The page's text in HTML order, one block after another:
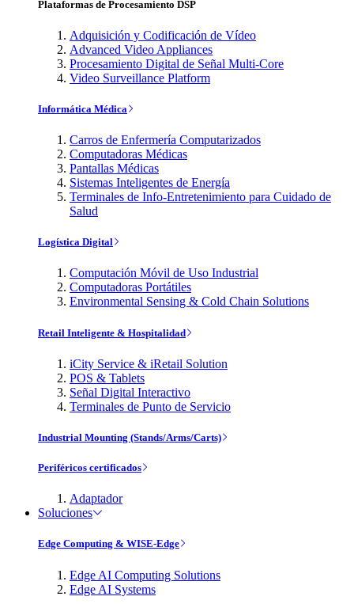
Plataformas de Procesamiento DSP
Adquisición y Codificación de Vídeo
Advanced Video Appliances
Procesamiento Digital de Señal Multi-Core
Video Surveillance Platform
Informática Médica
Carros de Enfermería Computarizados
Computadoras Médicas
Pantallas Médicas
Sistemas Inteligentes de Energía
Terminales de Info-Entretenimiento para Cuidado de
Salud
Logística Digital
Computación Móvil de Uso Industrial
Computadoras Portátiles
Environmental Sensing & Cold Chain Solutions
Retail Inteligente & Hospitalidad
iCity Service & iRetail Solution
POS & Tablets
Señal Digital Interactivo
Terminales de Punto de Servicio
Industrial Mounting (Stands/Arms/Carts)
Periféricos certificados
Adaptador
Soluciones
Edge Computing & WISE-Edge
Edge AI Computing Solutions
Edge AI Systems